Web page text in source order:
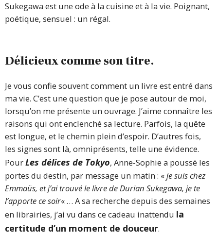
Sukegawa est une ode à la cuisine et à la vie. Poignant,
poétique, sensuel : un régal.
Délicieux comme son titre.
Je vous confie souvent comment un livre est entré dans
ma vie. C’est une question que je pose autour de moi,
lorsqu’on me présente un ouvrage. J’aime connaître les
raisons qui ont enclenché sa lecture. Parfois, la quête
est longue, et le chemin plein d’espoir. D’autres fois,
les signes sont là, omniprésents, telle une évidence.
PourLes délices de Tokyo, Anne-Sophie a poussé les
portes du destin, par message un matin : «je suis chez
Emmaüs, et j’ai trouvé le livre de Durian Sukegawa, je te
l’apporte ce soir« … A sa recherche depuis des semaines
en librairies, j’ai vu dans ce cadeau inattendu la
certitude d’un moment de douceur.